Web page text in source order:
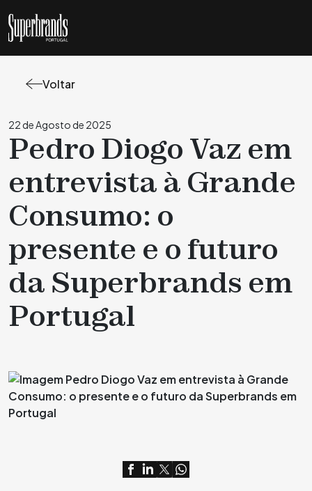
Voltar
22 de Agosto de 2025
Pedro Diogo Vaz em
entrevista à Grande
Consumo: o
presente e o futuro
da Superbrands em
Portugal